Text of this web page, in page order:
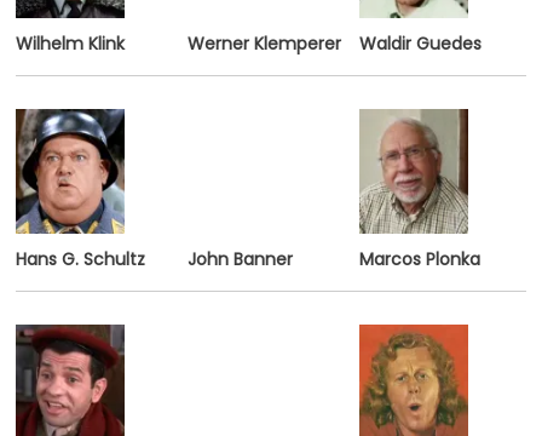
Wilhelm Klink Werner Klemperer Waldir Guedes
Hans G. Schultz John Banner Marcos Plonka